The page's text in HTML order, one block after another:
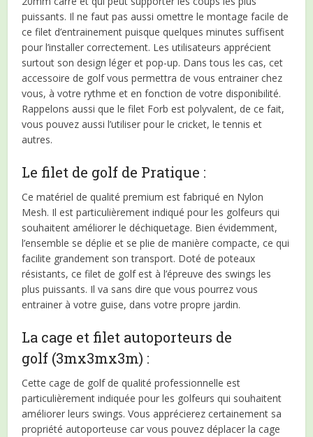
puissants. Il ne faut pas aussi omettre le montage facile de
ce filet d’entrainement puisque quelques minutes suffisent
pour l’installer correctement. Les utilisateurs apprécient
surtout son design léger et pop-up. Dans tous les cas, cet
accessoire de golf vous permettra de vous entrainer chez
vous, à votre rythme et en fonction de votre disponibilité.
Rappelons aussi que le filet Forb est polyvalent, de ce fait,
vous pouvez aussi l’utiliser pour le cricket, le tennis et
autres.
Le filet de golf de Pratique :
Ce matériel de qualité premium est fabriqué en Nylon
Mesh. Il est particulièrement indiqué pour les golfeurs qui
souhaitent améliorer le déchiquetage. Bien évidemment,
l’ensemble se déplie et se plie de manière compacte, ce qui
facilite grandement son transport. Doté de poteaux
résistants, ce filet de golf est à l’épreuve des swings les
plus puissants. Il va sans dire que vous pourrez vous
entrainer à votre guise, dans votre propre jardin.
La cage et filet autoporteurs de
golf (3mx3mx3m) :
Cette cage de golf de qualité professionnelle est
particulièrement indiquée pour les golfeurs qui souhaitent
améliorer leurs swings. Vous apprécierez certainement sa
propriété autoporteuse car vous pouvez déplacer la cage